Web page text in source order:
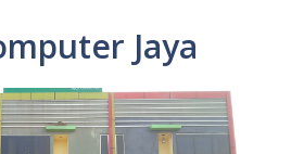
Jaya